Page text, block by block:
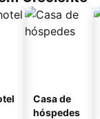
Casa de
hóspedes